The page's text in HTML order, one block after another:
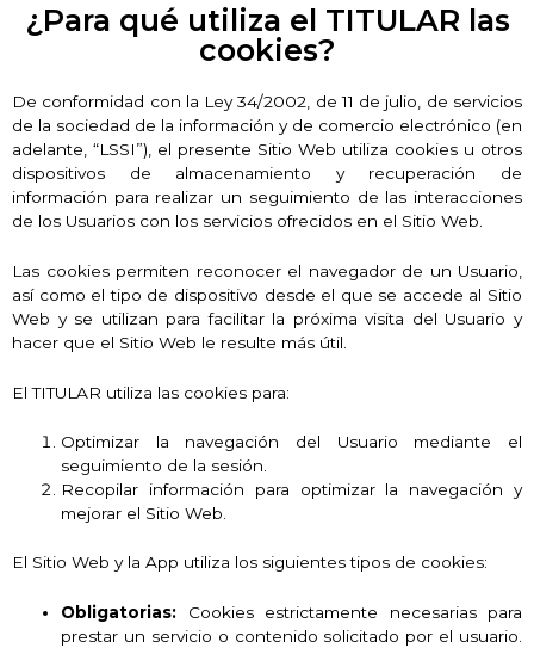
¿Para qué utiliza el TITULAR las
cookies?
De conformidad con la Ley 34/2002, de 11 de julio, de servicios
de la sociedad de la información y de comercio electrónico (en
adelante, “LSSI”), el presente Sitio Web utiliza cookies u otros
dispositivos de almacenamiento y recuperación de
información para realizar un seguimiento de las interacciones
de los Usuarios con los servicios ofrecidos en el Sitio Web.
Las cookies permiten reconocer el navegador de un Usuario,
así como el tipo de dispositivo desde el que se accede al Sitio
Web y se utilizan para facilitar la próxima visita del Usuario y
hacer que el Sitio Web le resulte más útil.
El TITULAR utiliza las cookies para:
Optimizar la navegación del Usuario mediante el
seguimiento de la sesión.
Recopilar información para optimizar la navegación y
mejorar el Sitio Web.
El Sitio Web y la App utiliza los siguientes tipos de cookies:
Obligatorias: Cookies estrictamente necesarias para
prestar un servicio o contenido solicitado por el usuario.